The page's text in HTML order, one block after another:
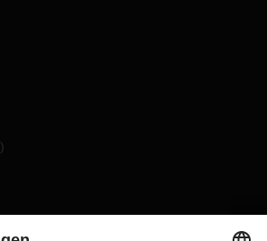
)